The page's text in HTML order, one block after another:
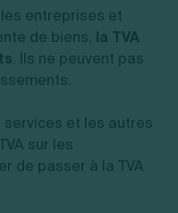
entreprises et
de biens, la TVA
. Ils ne peuvent pas
services et les autres
sur les
de passer à la TVA